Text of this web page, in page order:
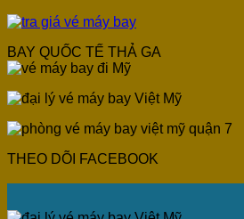
BAY QUỐC TẾ THẢ GA
THEO DÕI FACEBOOK